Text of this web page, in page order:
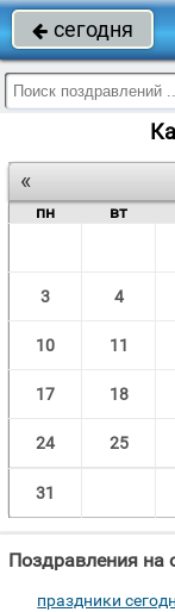
 сегодня
«
пн
вт
3 4
10 11
17 18
24 25
31
праздники